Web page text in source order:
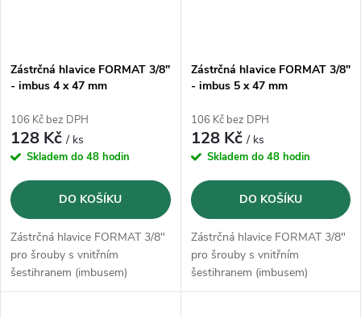
Zástrčná hlavice FORMAT 3/8"
- imbus 4 x 47 mm
106 Kč bez DPH
128 Kč/ ks
Skladem do 48 hodin
DO KOŠÍKU
Zástrčná hlavice FORMAT 3/8"
pro šrouby s vnitřním
šestihranem (imbusem)
Zástrčná hlavice FORMAT 3/8"
- imbus 5 x 47 mm
106 Kč bez DPH
128 Kč/ ks
Skladem do 48 hodin
DO KOŠÍKU
Zástrčná hlavice FORMAT 3/8"
pro šrouby s vnitřním
šestihranem (imbusem)